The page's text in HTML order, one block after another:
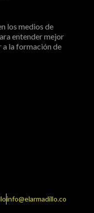
los medios de
entender mejor
la formación de
info@elarmadillo.co